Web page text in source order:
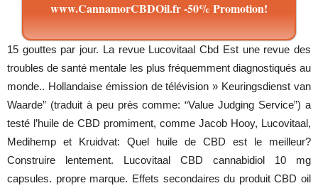
www.CannamorCBDOil.fr -50% Promotion!
15 gouttes par jour. La revue Lucovitaal Cbd Est une revue des
troubles de santé mentale les plus fréquemment diagnostiqués au
monde.. Hollandaise émission de télévision » Keuringsdienst van
Waarde” (traduit à peu près comme: “Value Judging Service”) a
testé l’huile de CBD promiment, comme Jacob Hooy, Lucovitaal,
Medihemp et Kruidvat: Quel huile de CBD est le meilleur?
Construire lentement. Lucovitaal CBD cannabidiol 10 mg
capsules. propre marque. Effets secondaires du produit CBD oil